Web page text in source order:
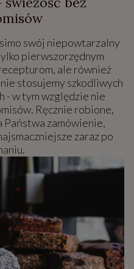
swój niepowtarzalny
pierwszorzędnym
ale również
stosujemy szkodliwych
- w tym względzie nie
Ręcznie robione,
zamówienie,
zaraz po